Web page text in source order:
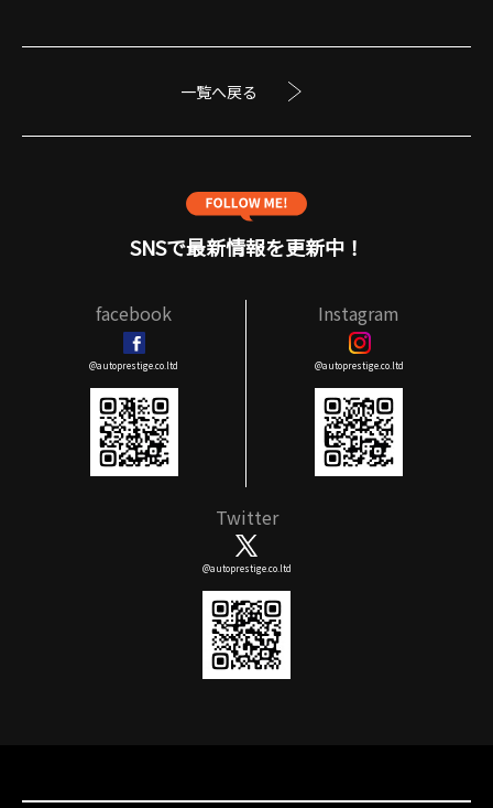
一覧へ戻る
SNSで最新情報を更新中！
facebook
@autoprestige.co.ltd
Instagram
@autoprestige.co.ltd
Twitter
@autoprestige.co.ltd